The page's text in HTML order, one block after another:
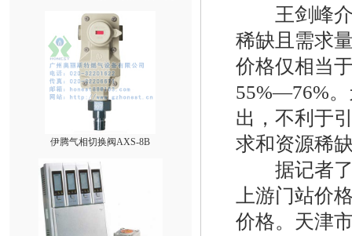
伊腾气相切换阀AXS-8B
王剑峰介
稀缺且需求
价格仅相当
55%―76%
出，不利于
求和资源稀
据记者了
上游门站价
价格。天津